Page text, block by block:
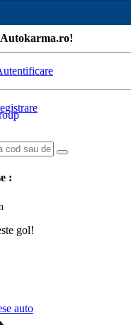
Autokarma.ro!
:
gol!
auto